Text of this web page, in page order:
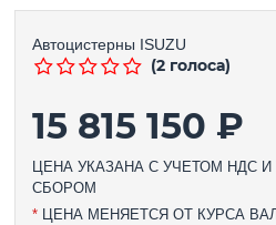
Автоцистерны ISUZU
(2 голоса)
15 815 150 ₽
ЦЕНА УКАЗАНА С УЧЕТОМ НДС
СБОРОМ
*ЦЕНА МЕНЯЕТСЯ ОТ КУРСА